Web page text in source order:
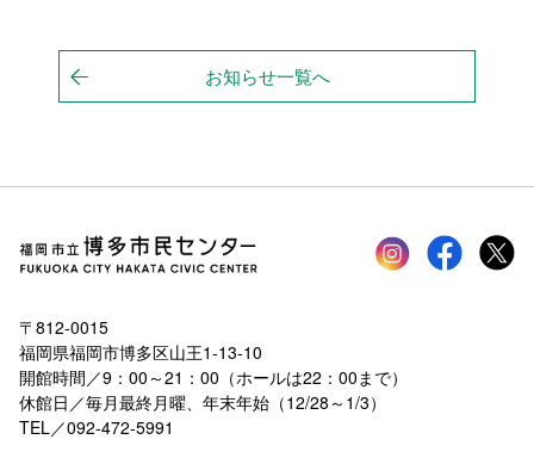
お知らせ一覧へ
Instagramfacebook
〒812-0015
福岡県福岡市博多区山王1-13-10
開館時間／9：00～21：00（ホールは22：00まで）
休館日／毎月最終月曜、年末年始（12/28～1/3）
TEL／092-472-5991